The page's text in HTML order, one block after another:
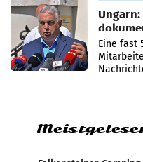
Zensur
Eine fast